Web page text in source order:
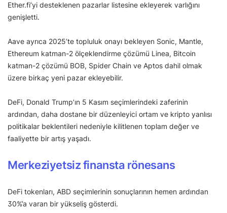
Ether.fi’yi desteklenen pazarlar listesine ekleyerek varlığını
genişletti.
Aave ayrıca 2025’te topluluk onayı bekleyen Sonic, Mantle,
Ethereum katman-2 ölçeklendirme çözümü Linea, Bitcoin
katman-2 çözümü BOB, Spider Chain ve Aptos dahil olmak
üzere birkaç yeni pazar ekleyebilir.
DeFi, Donald Trump’ın 5 Kasım seçimlerindeki zaferinin
ardından, daha dostane bir düzenleyici ortam ve kripto yanlısı
politikalar beklentileri nedeniyle kilitlenen toplam değer ve
faaliyette bir artış yaşadı.
Merkeziyetsiz finansta rönesans
DeFi tokenları, ABD seçimlerinin sonuçlarının hemen ardından
30%’a varan bir yükseliş gösterdi.